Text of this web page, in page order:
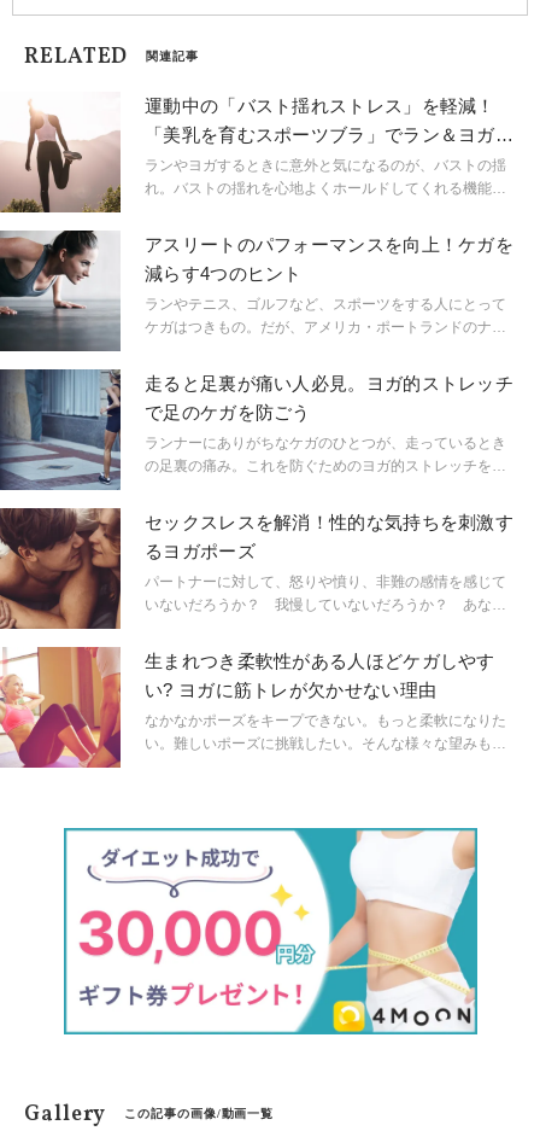
RELATED 関連記事
運動中の「バスト揺れストレス」を軽減！
「美乳を育むスポーツブラ」でラン＆ヨガを
楽しもう
ランやヨガするときに意外と気になるのが、バストの揺
れ。バストの揺れを心地よくホールドしてくれる機能的
クウェア・プレミアムブランド「lululemon」から新登場
しました。
アスリートのパフォーマンスを向上！ケガを
減らす4つのヒント
ランやテニス、ゴルフなど、スポーツをする人にとって
ケガはつきもの。だが、アメリカ・ポートランドのナイ
ニー・クルックシャンクは「少しの心掛けでケガのリス
クを減らすことができる」と話す。今日からすぐにでき
る、ケガを減らす4つのヒントについて紹介する。
走ると足裏が痛い人必見。ヨガ的ストレッチ
で足のケガを防ごう
ランナーにありがちなケガのひとつが、走っているとき
の足裏の痛み。これを防ぐためのヨガ的ストレッチを紹
るほか、パフォーマンスを向上させることにもつなが
る。
セックスレスを解消！性的な気持ちを刺激す
るヨガポーズ
パートナーに対して、怒りや憤り、非難の感情を感じて
いないだろうか？ 我慢していないだろうか？ あなた
ら、チャクラのパワーを借りてみよう。ヨガ指導者ジゼ
ル・マリが、あなたが前に進むのを手助けする方法を教
えてくれた。
生まれつき柔軟性がある人ほどケガしやす
い? ヨガに筋トレが欠かせない理由
なかなかポーズをキープできない。もっと柔軟になりた
い。難しいポーズに挑戦したい。そんな様々な望みも、
Gallery この記事の画像/動画一覧